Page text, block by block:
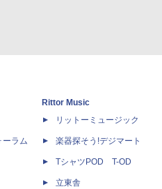
ーラム
Rittor Music
リットーミュージック
楽器探そう!デジマート
TシャツPOD T-OD
立東舎